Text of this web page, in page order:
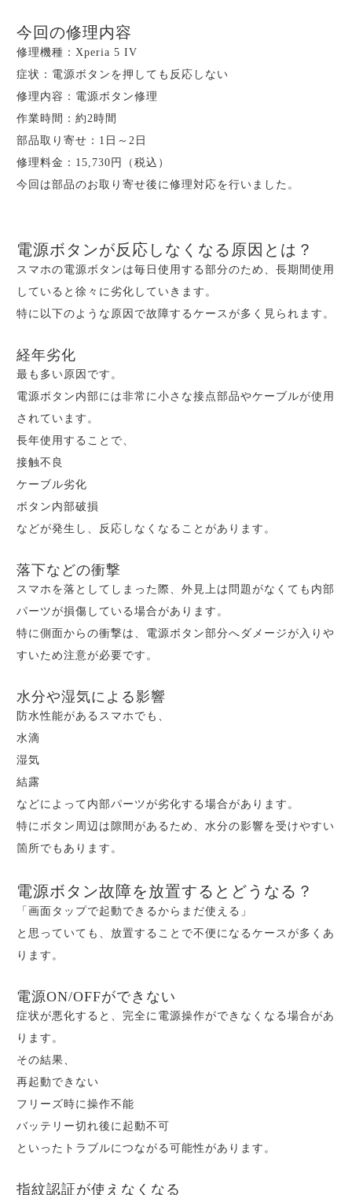
今回の修理内容
修理機種：Xperia 5 IV
症状：電源ボタンを押しても反応しない
修理内容：電源ボタン修理
作業時間：約2時間
部品取り寄せ：1日～2日
修理料金：15,730円（税込）
今回は部品のお取り寄せ後に修理対応を行いました。
電源ボタンが反応しなくなる原因とは？
スマホの電源ボタンは毎日使用する部分のため、長期間使用
していると徐々に劣化していきます。
特に以下のような原因で故障するケースが多く見られます。
経年劣化
最も多い原因です。
電源ボタン内部には非常に小さな接点部品やケーブルが使用
されています。
長年使用することで、
接触不良
ケーブル劣化
ボタン内部破損
などが発生し、反応しなくなることがあります。
落下などの衝撃
スマホを落としてしまった際、外見上は問題がなくても内部
パーツが損傷している場合があります。
特に側面からの衝撃は、電源ボタン部分へダメージが入りや
すいため注意が必要です。
水分や湿気による影響
防水性能があるスマホでも、
水滴
湿気
結露
などによって内部パーツが劣化する場合があります。
特にボタン周辺は隙間があるため、水分の影響を受けやすい
箇所でもあります。
電源ボタン故障を放置するとどうなる？
「画面タップで起動できるからまだ使える」
と思っていても、放置することで不便になるケースが多くあ
ります。
電源ON/OFFができない
症状が悪化すると、完全に電源操作ができなくなる場合があ
ります。
その結果、
再起動できない
フリーズ時に操作不能
バッテリー切れ後に起動不可
といったトラブルにつながる可能性があります。
指紋認証が使えなくなる